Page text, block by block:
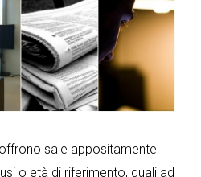
sale appositamente
o età di riferimento, quali ad